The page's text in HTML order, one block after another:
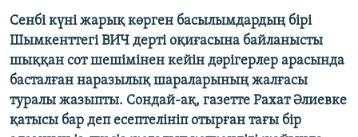
Search
ӘЛЕУМЕТ
ӘЛЕМ
АРНАЙЫ ЖОБАЛАР
Русский
Сенбі күні жарық көрген басылымдардың бірі
Шымкенттегі ВИЧ дерті оқиғасына байланысты
шыққан сот шешімінен кейін дәрігерлер арасында
басталған наразылық шараларының жалғасы
туралы жазыпты. Сондай-ақ, газетте Рахат Әлиевке
қатысы бар деп есептелініп отырған тағы бір